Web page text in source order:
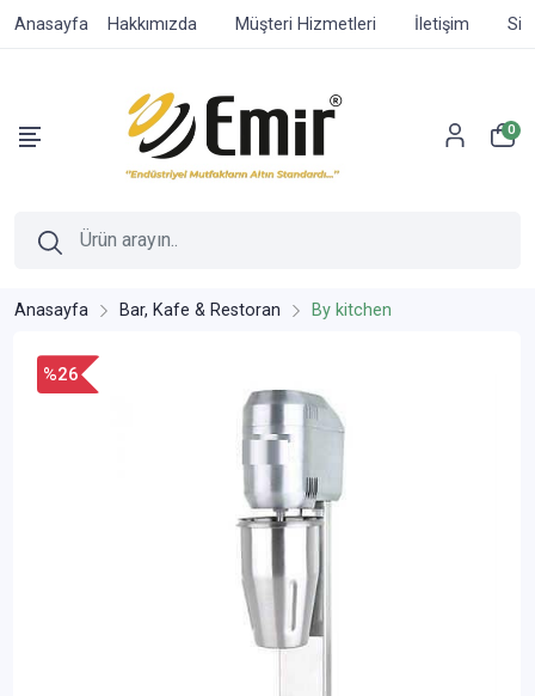
Anasayfa Hakkımızda Müşteri Hizmetleri İletişim
0
Anasayfa Bar, Kafe & Restoran By kitchen
%26